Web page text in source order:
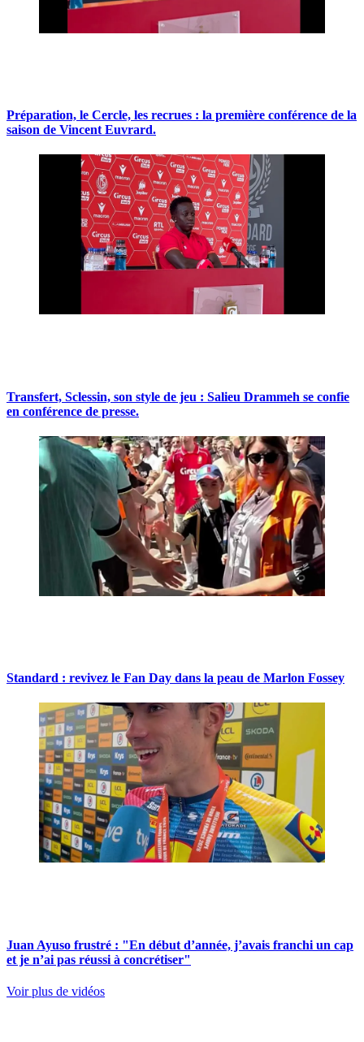
Préparation, le Cercle, les recrues : la première conférence de la
saison de Vincent Euvrard.
Transfert, Sclessin, son style de jeu : Salieu Drammeh se confie
en conférence de presse.
Standard : revivez le Fan Day dans la peau de Marlon Fossey
Juan Ayuso frustré : "En début d’année, j’avais franchi un cap
et je n’ai pas réussi à concrétiser"
Voir plus de vidéos